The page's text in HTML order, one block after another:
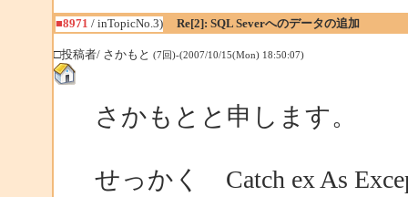
■8971 / inTopicNo.3) Re[2]: SQL Severへのデータの追加
□投稿者/ さかもと (7回)-(2007/10/15(Mon) 18:50:07)
さかもとと申します。
せっかく Catch ex As